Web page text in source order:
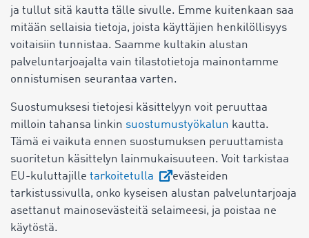
ja tullut sitä kautta tälle sivulle. Emme kuitenkaan saa
mitään sellaisia tietoja, joista käyttäjien henkilöllisyys
voitaisiin tunnistaa. Saamme kultakin alustan
palveluntarjoajalta vain tilastotietoja mainontamme
onnistumisen seurantaa varten.
Suostumuksesi tietojesi käsittelyyn voit peruuttaa
milloin tahansa linkin suostumustyökalun kautta.
Tämä ei vaikuta ennen suostumuksen peruuttamista
suoritetun käsittelyn lainmukaisuuteen. Voit tarkistaa
EU-kuluttajille tarkoitetulla
evästeiden
tarkistussivulla, onko kyseisen alustan palveluntarjoaja
asettanut mainosevästeitä selaimeesi, ja poistaa ne
käytöstä.